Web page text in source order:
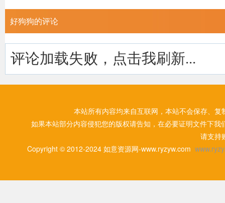
好狗狗的评论
评论加载失败，点击我刷新...
本站所有内容均来自互联网，本站不会保存、
如果本站部分内容侵犯您的版权请告知，在必要证明文件下
请支持
Copyright © 2012-2024 如意资源网-www.ryzyw.com